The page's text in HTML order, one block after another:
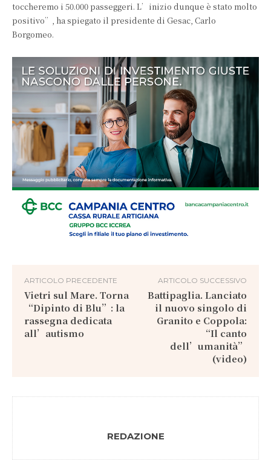
toccheremo i 50.000 passeggeri. L’inizio dunque è stato molto
positivo”, ha spiegato il presidente di Gesac, Carlo
Borgomeo.
ARTICOLO PRECEDENTE
Vietri sul Mare. Torna
“Dipinto di Blu”: la
rassegna dedicata
all’autismo
ARTICOLO SUCCESSIVO
Battipaglia. Lanciato
il nuovo singolo di
Granito e Coppola:
“Il canto
dell’umanità”
(video)
REDAZIONE